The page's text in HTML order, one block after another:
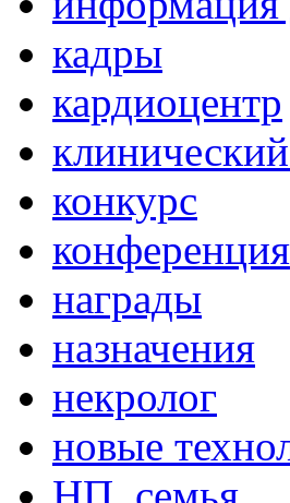
кадры
кардиоцентр
конкурс
конференция
награды
назначения
некролог
новые